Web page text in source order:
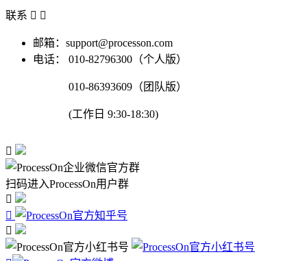
联系  
邮箱：support@processon.com
电话：
010-82796300（个人版）
010-86393609（团队版）
(工作日 9:30-18:30)

扫码进入ProcessOn用户群


